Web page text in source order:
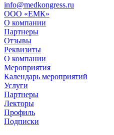
info@medkongress.ru
OOO «ЕМК»
О компании
Партнеры
Отзывы
Реквизиты
О компании
Мероприятия
Календарь мероприятий
Услуги
Партнеры
Лекторы
Профиль
Подписки